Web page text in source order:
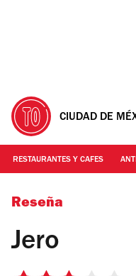
CIUDAD DE
RESTAURANTES Y CAFES
Foto: Alejandra Carbajal
Reseña
Jero